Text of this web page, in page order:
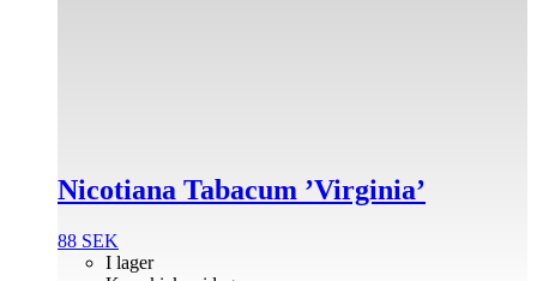
Nicotiana Tabacum ’Virginia’
88 SEK
I lager